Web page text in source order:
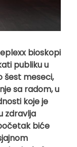
bioskopi
publiku u
šest meseci,
sa radom, u
koje je
zdravlja
biće